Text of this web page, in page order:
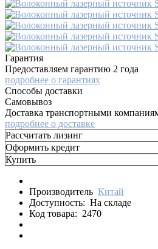
Гарантия
Предоставляем гарантию 2 года
подробнее о гарантиях
Способы доставки
Самовывоз
Доставка транспортными
подробнее о доставке
Рассчитать лизинг
Оформить кредит
Купить
Производитель Китай
Доступность: На складе
Код товара: 2470